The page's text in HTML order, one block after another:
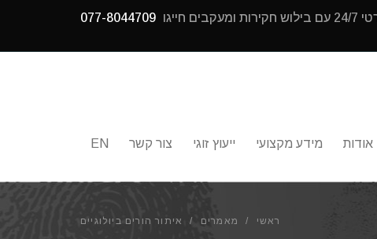
חייגו 077-8044709
אודות מידע מקצועי ייעוץ זוגי צור קשר EN
ראשי / מאמרים / איתור הורים ביולוגיים